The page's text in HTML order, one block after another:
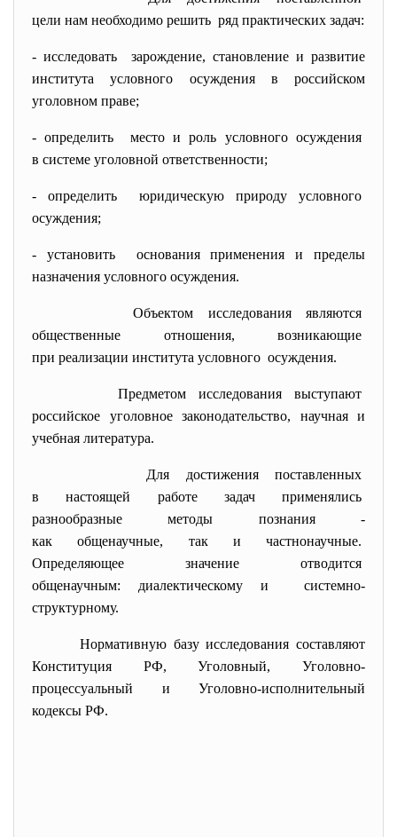
цели нам необходимо решить ряд практических задач:
- исследовать зарождение, становление и развитие
института условного осуждения в российском
уголовном праве;
- определить место и роль условного осуждения
в системе уголовной ответственности;
- определить юридическую природу условного
осуждения;
- установить основания применения и пределы
назначения условного осуждения.
Объектом исследования являются
общественные отношения, возникающие
при реализации института условного осуждения.
Предметом исследования выступают
российское уголовное законодательство, научная и
учебная литература.
Для достижения поставленных
в настоящей работе задач применялись
разнообразные методы познания -
как общенаучные, так и частнонаучные.
Определяющее значение отводится
общенаучным: диалектическому и системно-
структурному.
Нормативную базу исследования составляют
Конституция РФ, Уголовный, Уголовно-
процессуальный и Уголовно-исполнительный
кодексы РФ.